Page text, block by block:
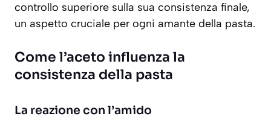
controllo superiore sulla sua consistenza finale,
un aspetto cruciale per ogni amante della pasta.
Come l’aceto influenza la
consistenza della pasta
La reazione con l’amido